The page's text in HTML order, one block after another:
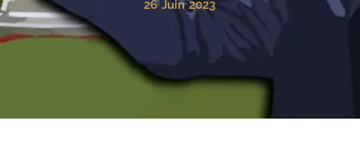
26 Juin 2023